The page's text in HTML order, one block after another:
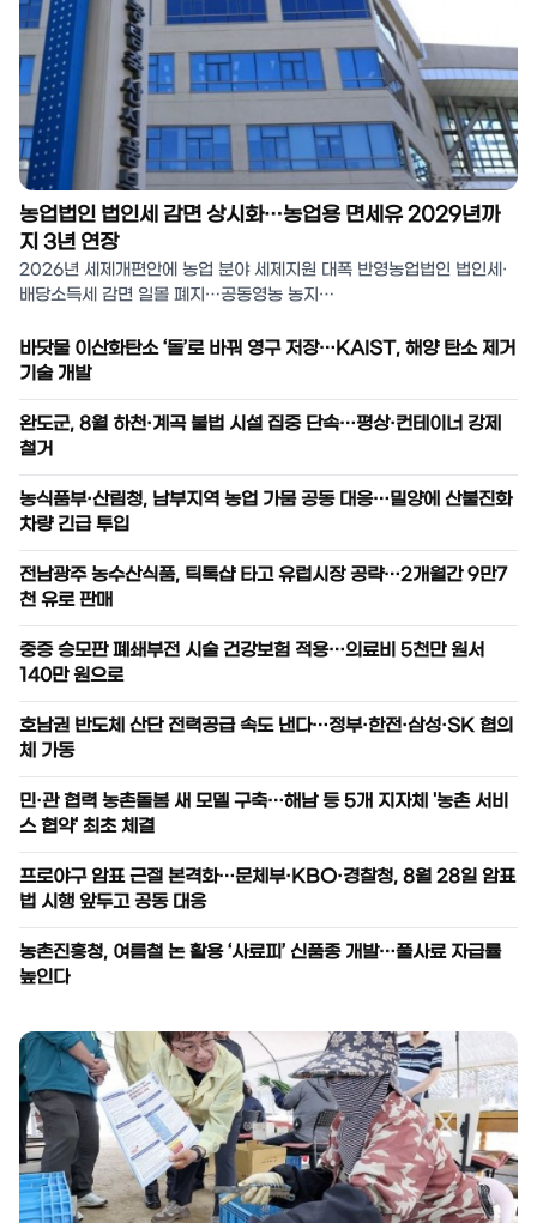
농업법인 법인세 감면 상시화…농업용 면세유 2029년까
지 3년 연장
2026년 세제개편안에 농업 분야 세제지원 대폭 반영농업법인 법인세·
배당소득세 감면 일몰 폐지…공동영농 농지…
바닷물 이산화탄소 ‘돌’로 바꿔 영구 저장…KAIST, 해양 탄소 제거
기술 개발
완도군, 8월 하천·계곡 불법 시설 집중 단속…평상·컨테이너 강제
철거
농식품부·산림청, 남부지역 농업 가뭄 공동 대응…밀양에 산불진화
차량 긴급 투입
전남광주 농수산식품, 틱톡샵 타고 유럽시장 공략…2개월간 9만7
천 유로 판매
중증 승모판 폐쇄부전 시술 건강보험 적용…의료비 5천만 원서
140만 원으로
호남권 반도체 산단 전력공급 속도 낸다…정부·한전·삼성·SK 협의
체 가동
민·관 협력 농촌돌봄 새 모델 구축…해남 등 5개 지자체 '농촌 서비
스 협약' 최초 체결
프로야구 암표 근절 본격화…문체부·KBO·경찰청, 8월 28일 암표
법 시행 앞두고 공동 대응
농촌진흥청, 여름철 논 활용 ‘사료피’ 신품종 개발…풀사료 자급률
높인다